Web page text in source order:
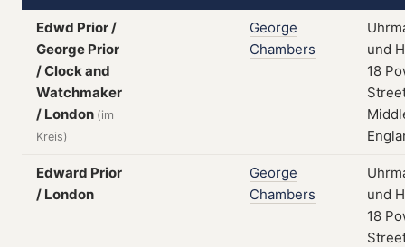
Edwd Prior /
George Prior
/ Clock and
Watchmaker
/ London (im
Kreis)
George
Chambers
und
18
Edward Prior
/ London
George
Chambers
und
18